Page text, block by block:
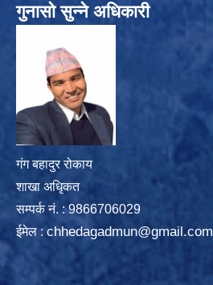
गुनासो सुन्ने अधिकारी
गंग बहादुर रोकाय
शाखा अधिृकत
सम्पर्क न‌ं. : 9866706029
ईमेल : chhedagadmun@gmail.com